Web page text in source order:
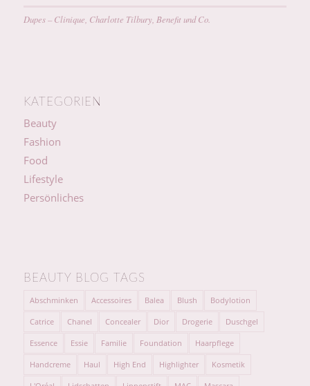
Dupes – Clinique, Charlotte Tilbury, Benefit und Co.
KATEGORIEN
Beauty
Fashion
Food
Lifestyle
Persönliches
BEAUTY BLOG TAGS
Abschminken Accessoires Balea Blush Bodylotion
Catrice Chanel Concealer Dior Drogerie Duschgel
Essence Essie Familie Foundation Haarpflege
Handcreme Haul High End Highlighter Kosmetik